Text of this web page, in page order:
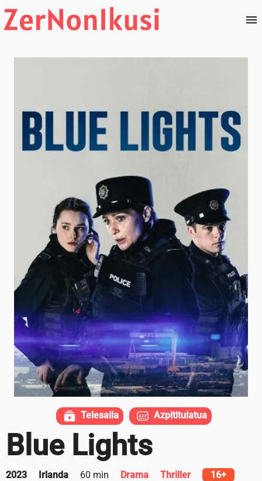
Blue Lights
2023 Irlanda 60 min Drama Thriller 16+
Telesaila Azpititulatua